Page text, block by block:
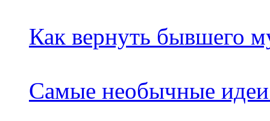
Как вернуть бывшего
Самые необычные идеи